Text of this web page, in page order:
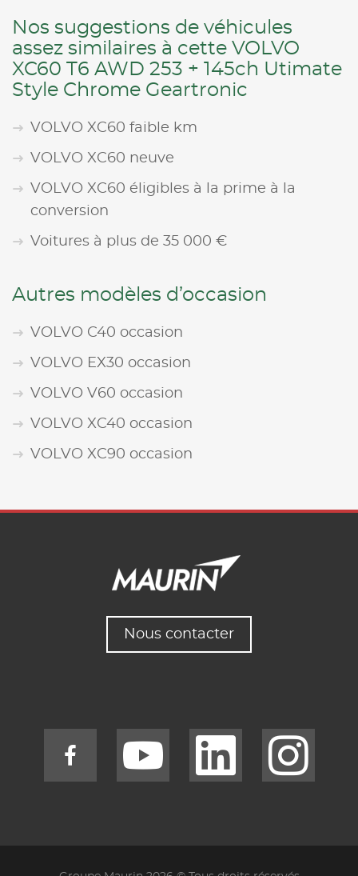
Nos suggestions de véhicules
assez similaires à cette VOLVO
XC60 T6 AWD 253 + 145ch Utimate
Style Chrome Geartronic
VOLVO XC60 faible km
VOLVO XC60 neuve
VOLVO XC60 éligibles à la prime à la
conversion
Voitures à plus de 35 000 €
Autres modèles d’occasion
VOLVO C40 occasion
VOLVO EX30 occasion
VOLVO V60 occasion
VOLVO XC40 occasion
VOLVO XC90 occasion
Nous contacter